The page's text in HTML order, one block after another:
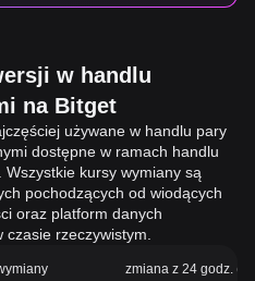
w handlu
na Bitget
używane w handlu pary
dostępne w ramach handlu
kursy wymiany są
pochodzących od wiodących
oraz platform danych
rzeczywistym.
zmiana z 24 godz.